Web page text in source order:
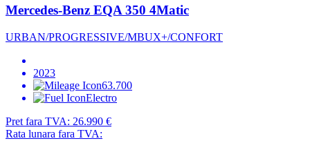
Mercedes-Benz EQA 350 4Matic
URBAN/PROGRESSIVE/MBUX+/CONFORT
2023
63.700
Electro
Pret fara TVA: 26.990 €
Rata lunara fara TVA: